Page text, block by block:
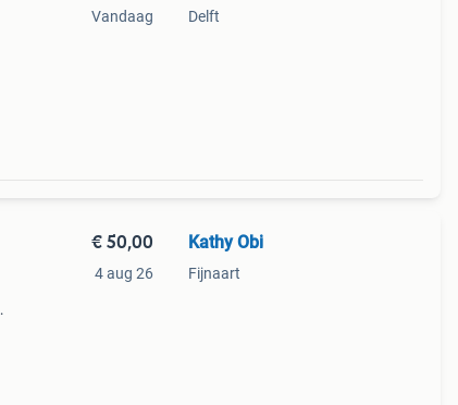
Vandaag Delft
€ 50,00
4 aug 26
Kathy Obi
Fijnaart